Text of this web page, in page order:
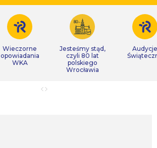
Wieczorne
opowiadania
WKA
Jesteśmy stąd,
czyli 80 lat
polskiego
Wrocławia
Audycje